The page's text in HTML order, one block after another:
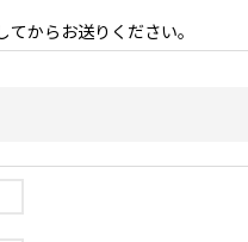
からお送りください。